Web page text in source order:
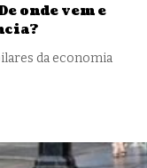
onde vem e
da economia